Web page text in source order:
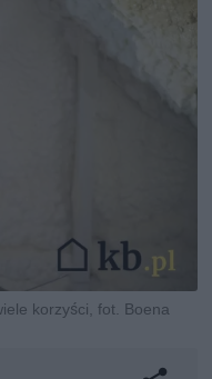
korzyści, fot. Boena